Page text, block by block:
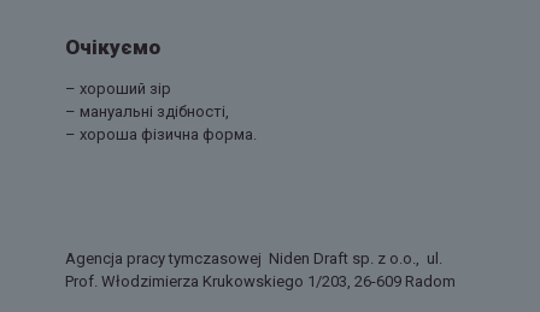
Очікуємо
– хороший зір
– мануальні здібності,
– хороша фізична форма.
Agencja pracy tymczasowej Niden Draft sp. z o.o., ul.
Prof. Włodzimierza Krukowskiego 1/203, 26-609 Radom